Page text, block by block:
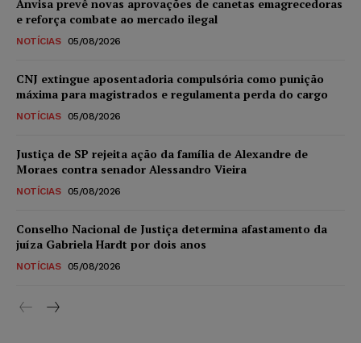
Anvisa prevê novas aprovações de canetas emagrecedoras
e reforça combate ao mercado ilegal
NOTÍCIAS 05/08/2026
CNJ extingue aposentadoria compulsória como punição
máxima para magistrados e regulamenta perda do cargo
NOTÍCIAS 05/08/2026
Justiça de SP rejeita ação da família de Alexandre de
Moraes contra senador Alessandro Vieira
NOTÍCIAS 05/08/2026
Conselho Nacional de Justiça determina afastamento da
juíza Gabriela Hardt por dois anos
NOTÍCIAS 05/08/2026